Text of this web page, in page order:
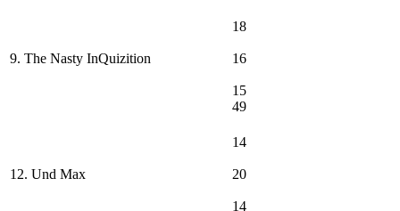
9. The Nasty InQuizition
18
16
15
49
12. Und Max
14
20
14